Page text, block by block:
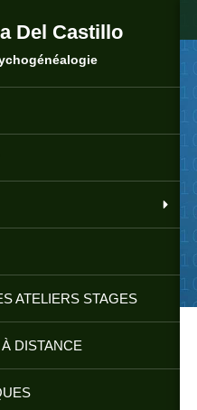
Del Castillo
ATELIERS STAGES
DISTANCE